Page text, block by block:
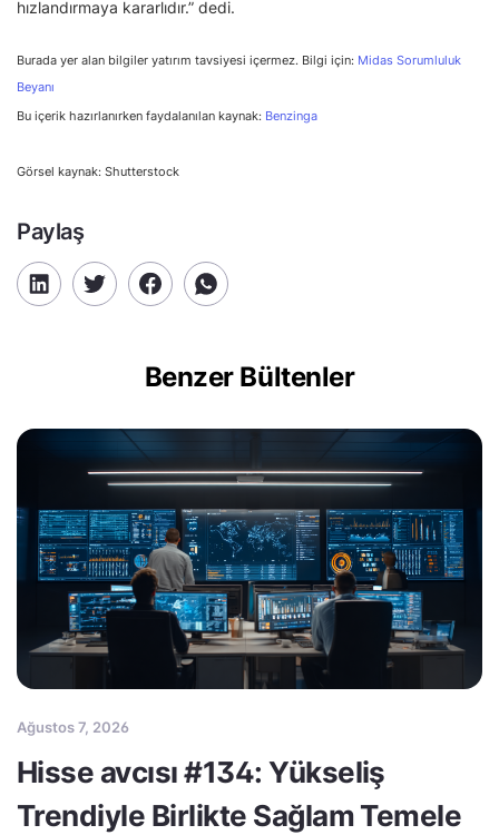
hızlandırmaya kararlıdır.” dedi.
Burada yer alan bilgiler yatırım tavsiyesi içermez. Bilgi için: Midas Sorumluluk
Beyanı
Bu içerik hazırlanırken faydalanılan kaynak: Benzinga
Görsel kaynak: Shutterstock
Paylaş
Benzer Bültenler
Ağustos 7, 2026
Hisse avcısı #134: Yükseliş
Trendiyle Birlikte Sağlam Temele